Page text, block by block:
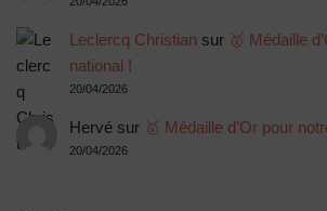
Leclercq Christian sur 🥇 Médaille
national !
20/04/2026
Hervésur 🥇 Médaille d’Or pour
20/04/2026